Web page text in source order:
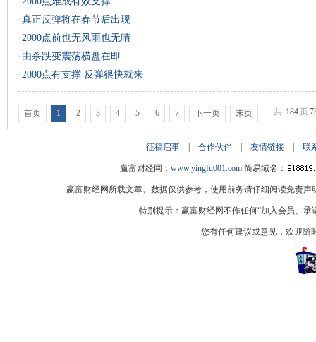
·真正反弹将在春节后出现
·2000点前也无风雨也无晴
· 由杀跌变震荡横盘在即
·2000点有支撑 反弹很快就来
首页 1 2 3 4 5 6 7 下一页 末页 共 184页
征稿启事 合作伙伴 友情链接 联
赢富财经网： www.yingfu001.com 简易域名：
赢富财经网所载文章、数据仅供参考，使用前务请仔细阅读免责声
特别提示：赢富财经网不作任何“加入会员、
您有任何建议或意见，欢迎随